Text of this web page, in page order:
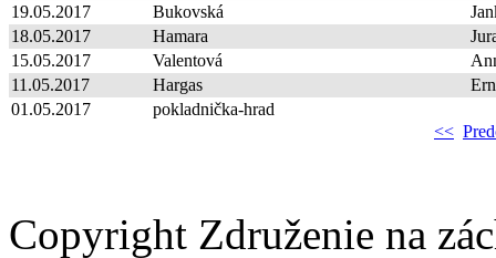
19.05.2017
Bukovská
18.05.2017
Hamara
15.05.2017
Valentová
11.05.2017
Hargas
01.05.2017
pokladnička-hrad
<<
Copyright Združenie na